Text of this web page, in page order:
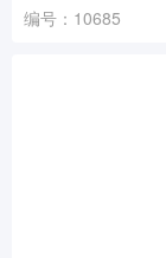
编号：10685